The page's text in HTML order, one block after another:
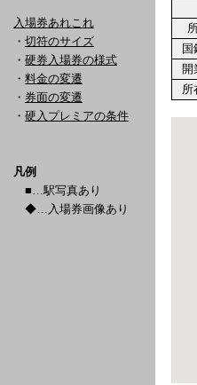
入場券あれこれ
・ 切符のサイズ
・ 硬券入場券の様式
・ 料金の変遷
・ 券面の変遷
・ 硬入プレミアの条件
凡例
■…駅写真あり
◆…入場券画像あり
国
開
所